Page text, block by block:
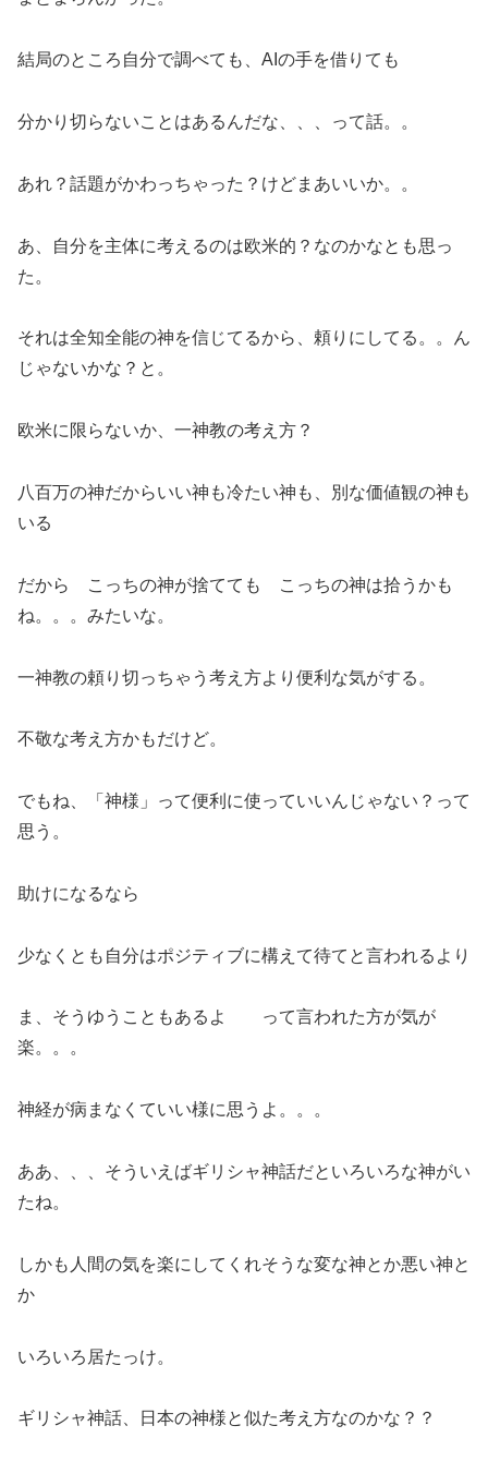
結局のところ自分で調べても、AIの手を借りても
分かり切らないことはあるんだな、、、って話。。
あれ？話題がかわっちゃった？けどまあいいか。。
あ、自分を主体に考えるのは欧米的？なのかなとも思っ
た。
それは全知全能の神を信じてるから、頼りにしてる。。ん
じゃないかな？と。
欧米に限らないか、一神教の考え方？
八百万の神だからいい神も冷たい神も、別な価値観の神も
いる
だから こっちの神が捨てても こっちの神は拾うかも
ね。。。みたいな。
一神教の頼り切っちゃう考え方より便利な気がする。
不敬な考え方かもだけど。
でもね、「神様」って便利に使っていいんじゃない？って
思う。
助けになるなら
少なくとも自分はポジティブに構えて待てと言われるより
ま、そうゆうこともあるよ って言われた方が気が
楽。。。
神経が病まなくていい様に思うよ。。。
ああ、、、そういえばギリシャ神話だといろいろな神がい
たね。
しかも人間の気を楽にしてくれそうな変な神とか悪い神と
か
いろいろ居たっけ。
ギリシャ神話、日本の神様と似た考え方なのかな？？